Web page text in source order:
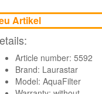
Artikel
Article number: 5592
Brand: Laurastar
Model: AquaFilter